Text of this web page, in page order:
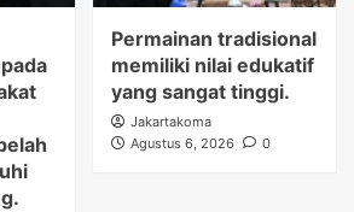
Permainan tradisional
memiliki nilai edukatif
yang sangat tinggi.
Jakartakoma
Agustus 6, 2026
0